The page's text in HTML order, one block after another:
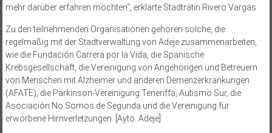
mehr darüber erfahren möchten“, erklärte Stadträtin Rivero Vargas.
Zu den teilnehmenden Organisationen gehören solche, die
regelmäßig mit der Stadtverwaltung von Adeje zusammenarbeiten,
wie die Fundación Carrera por la Vida, die Spanische
Krebsgesellschaft, die Vereinigung von Angehörigen und Betreuern
von Menschen mit Alzheimer und anderen Demenzerkrankungen
(AFATE), die Parkinson-Vereinigung Teneriffa, Autismo Sur, die
Asociación No Somos de Segunda und die Vereinigung für
erworbene Hirnverletzungen. [Ayto. Adeje]